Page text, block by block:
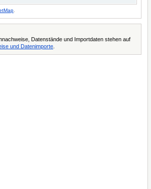
Datenstände und Importdaten stehen auf
und Datenimporte